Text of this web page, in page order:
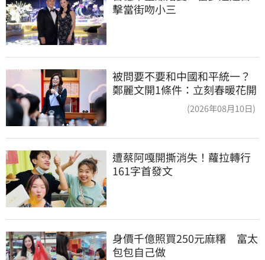
擊當街吻小三
被問要不要和中國和平統一？
鄭麗文開1條件：立刻春暖花開
(2026年08月10日)
遭蔡阿嘎開撕消失！蘿拉轉行
161字首發文
身價千億照買250元麻糬　富太
包包自己做